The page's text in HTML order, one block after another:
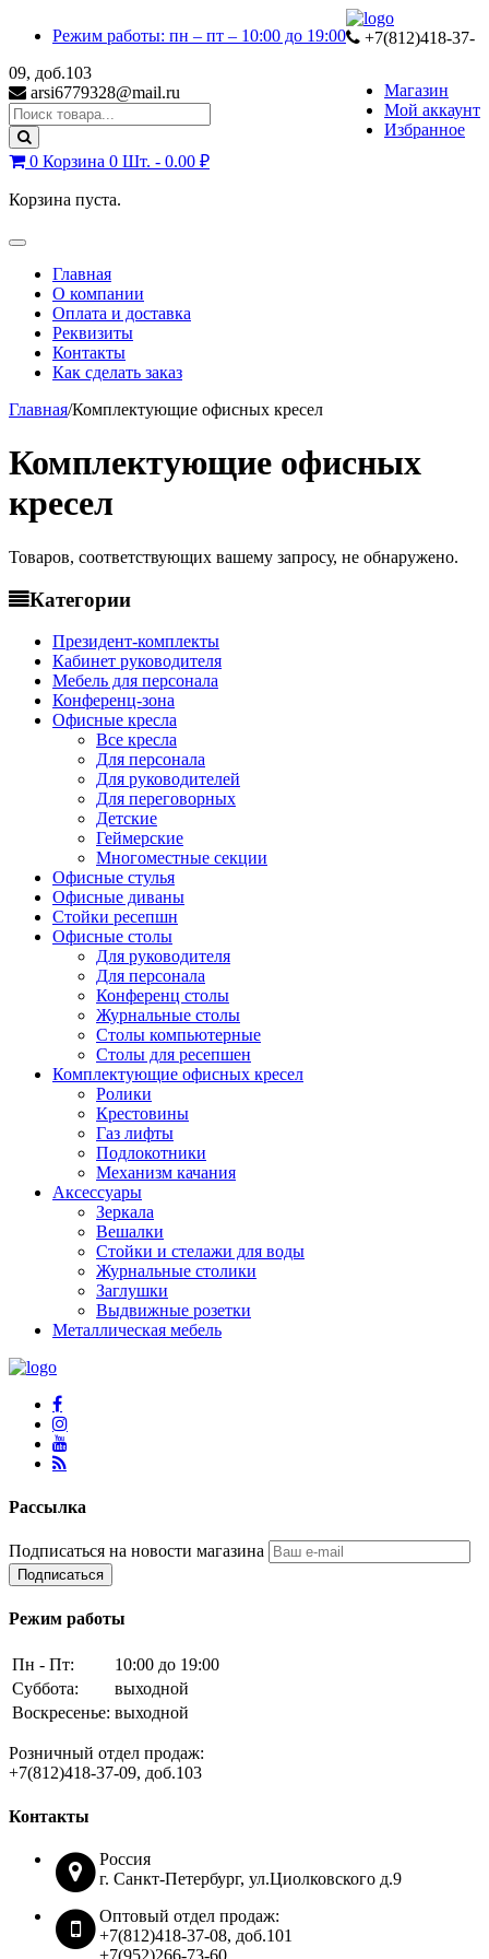
Режим работы: пн – пт – 10:00 до 19:00
Магазин
Мой аккаунт
Избранное
+7(812)418-37-
09, доб.103
arsi6779328@mail.ru
Search
for:
0 Корзина 0 Шт. - 0.00 ₽
Корзина пуста.
Toggle
navigationГлавная
О компании
Оплата и доставка
Реквизиты
Контакты
Как сделать заказ
Главная/Комплектующие офисных кресел
Комплектующие офисных
кресел
Товаров, соответствующих вашему запросу, не обнаружено.
Категории
Президент-комплекты
Кабинет руководителя
Мебель для персонала
Конференц-зона
Офисные кресла
Все кресла
Для персонала
Для руководителей
Для переговорных
Детские
Геймерские
Многоместные секции
Офисные стулья
Офисные диваны
Стойки ресепшн
Офисные столы
Для руководителя
Для персонала
Конференц столы
Журнальные столы
Столы компьютерные
Столы для ресепшен
Комплектующие офисных кресел
Ролики
Крестовины
Газ лифты
Подлокотники
Механизм качания
Аксессуары
Зеркала
Вешалки
Стойки и стелажи для воды
Журнальные столики
Заглушки
Выдвижные розетки
Металлическая мебель
Рассылка
Подписаться на новости магазина
Подписаться
Режим работы
Пн - Пт:
10:00 до 19:00
Суббота:
выходной
Воскресенье: выходной
Розничный отдел продаж:
+7(812)418-37-09, доб.103
Контакты
Россия
г. Санкт-Петербург, ул.Циолковского д.9
Оптовый отдел продаж:
+7(812)418-37-08, доб.101
+7(952)266-73-60